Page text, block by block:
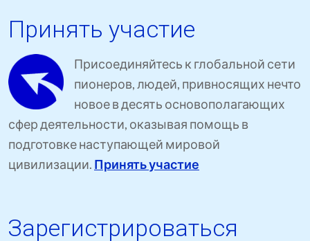
Принять участие
Присоединяйтесь к глобальной сети
пионеров, людей, привносящих нечто
новое в десять основополагающих
сфер деятельности, оказывая помощь в
подготовке наступающей мировой
цивилизации. Принять участие
Зарегистрироваться